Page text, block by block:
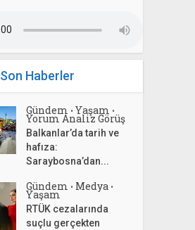
Son Haberler
Gündem • Yaşam •
Yorum Analiz Görüş
Balkanlar’da tarih ve
hafıza:
Saraybosna’dan...
Gündem • Medya •
Yaşam
RTÜK cezalarında
suçlu gerçekten